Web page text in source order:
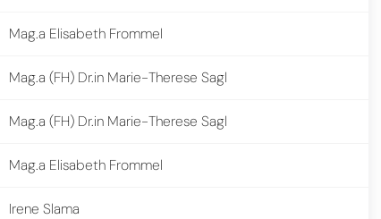
Mag.a Elisabeth Frommel
Mag.a (FH) Dr.in Marie-Therese Sagl
Mag.a (FH) Dr.in Marie-Therese Sagl
Mag.a Elisabeth Frommel
Irene Slama